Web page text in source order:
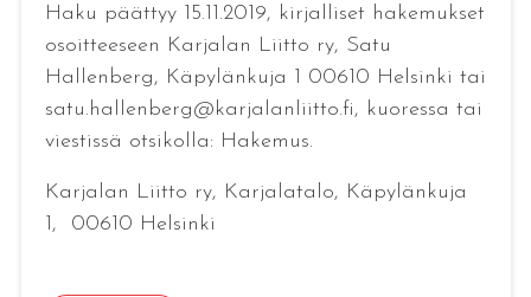
Haku päättyy 15.11.2019, kirjalliset hakemukset
osoitteeseen Karjalan Liitto ry, Satu
Hallenberg, Käpylänkuja 1 00610 Helsinki tai
satu.hallenberg@karjalanliitto.fi, kuoressa tai
viestissä otsikolla: Hakemus.
Karjalan Liitto ry, Karjalatalo, Käpylänkuja
1, 00610 Helsinki